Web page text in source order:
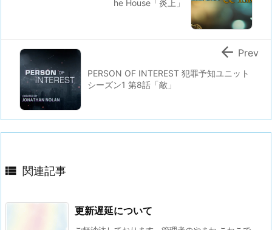
he House「炎上」
PERSON OF INTEREST 犯罪予知ユニット
シーズン1 第8話「敵」
 Prev
 関連記事
更新遅延について